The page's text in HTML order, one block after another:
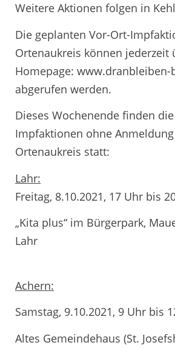
Weitere Aktionen folgen in
Die geplanten Vor-Ort-
Ortenaukreis können jederzeit
Homepage: www.dranbleiben-
abgerufen werden.
Dieses Wochenende finden
Impfaktionen ohne
Ortenaukreis statt:
Lahr:
Freitag, 8.10.2021, 17 Uhr bis
„Kita plus“ im Bürgerpark,
Lahr
Achern:
Samstag, 9.10.2021, 9 Uhr bis
Altes Gemeindehaus (St.